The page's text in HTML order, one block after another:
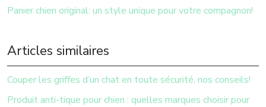
Panier chien original: un style unique pour votre compagnon!
Articles similaires
Couper les griffes d’un chat en toute sécurité, nos conseils!
Produit anti-tique pour chien : quelles marques choisir pour